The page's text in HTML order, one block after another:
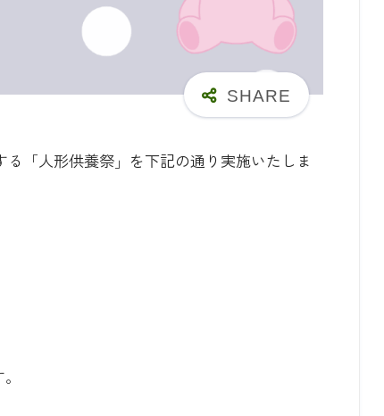
「人形供養祭」を下記の通り実施いたしま